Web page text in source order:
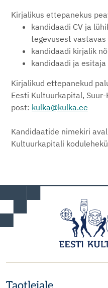
Kirjalikus ettepanekus
kandidaadi CV ja
tegevusest vastavas
kandidaadi kirjalik
kandidaadi ja
Kirjalikud ettepanekud
Eesti Kultuurkapital,
post: kulka@kulka.ee
Kandidaatide nimekiri
Kultuurkapitali